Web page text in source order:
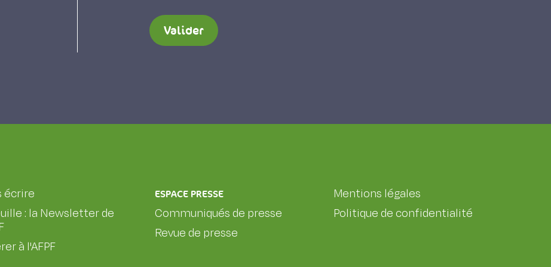
Valider
écrire
: la Newsletter de
à l'AFPF
ESPACE PRESSE
Communiqués de presse
Revue de presse
Mentions légales
Politique de confidentialité